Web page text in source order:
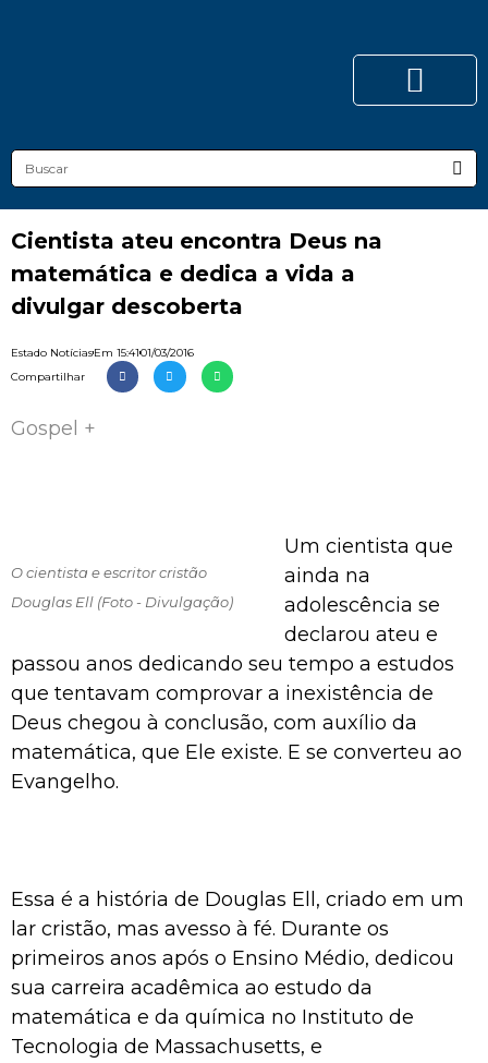
Cientista ateu encontra Deus na
matemática e dedica a vida a
divulgar descoberta
Estado NotíciasEm 15:4101/03/2016
Compartilhar
Gospel +
O cientista e escritor cristão
Douglas Ell (Foto - Divulgação)
Um cientista que
ainda na
adolescência se
declarou ateu e
passou anos dedicando seu tempo a estudos
que tentavam comprovar a inexistência de
Deus chegou à conclusão, com auxílio da
matemática, que Ele existe. E se converteu ao
Evangelho.
Essa é a história de Douglas Ell, criado em um
lar cristão, mas avesso à fé. Durante os
primeiros anos após o Ensino Médio, dedicou
sua carreira acadêmica ao estudo da
matemática e da química no Instituto de
Tecnologia de Massachusetts, e